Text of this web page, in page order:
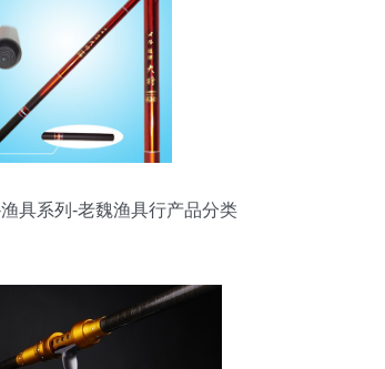
具系列-老魏渔具行产品分类